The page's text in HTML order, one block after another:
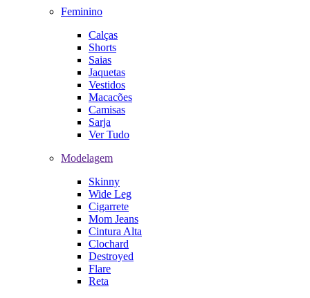
Feminino
Calças
Shorts
Saias
Jaquetas
Vestidos
Macacões
Camisas
Sarja
Ver Tudo
Modelagem
Skinny
Wide Leg
Cigarrete
Mom Jeans
Cintura Alta
Clochard
Destroyed
Flare
Reta